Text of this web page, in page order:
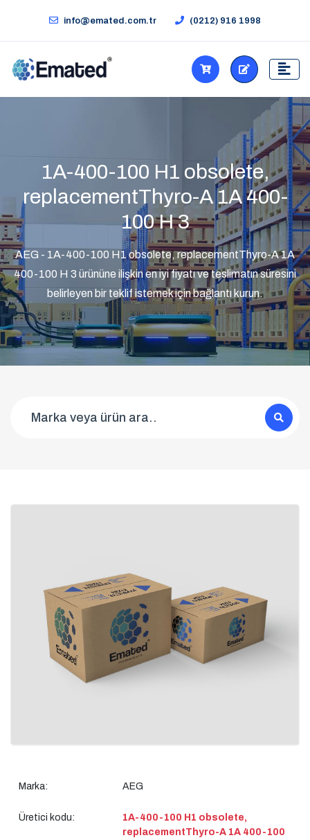
info@emated.com.tr (0212) 916 1998
1A-400-100 H1 obsolete,
replacementThyro-A 1A 400-
100 H 3
AEG - 1A-400-100 H1 obsolete, replacementThyro-A 1A
400-100 H 3 ürününe ilişkin en iyi fiyatı ve teslimatın süresini
belirleyen bir teklif istemek için bağlantı kurun.
Marka: AEG
Üretici kodu:
1A-400-100 H1 obsolete,
replacementThyro-A 1A 400-100